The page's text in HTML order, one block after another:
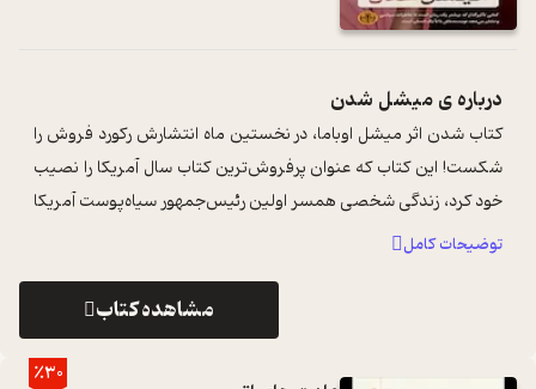
درباره یمیشل شدن
کتاب شدن اثر میشل اوباما، در نخستین ماه انتشارش رکورد فروش را
شکست! این کتاب که عنوان پرفروش‌ترین کتاب سال آمریکا را نصیب
خود کرد، زندگی شخصی همسر اولین رئیس‌جمهور سیاه‌پوست آمریکا
را قبل و بعد از ورو ...
توضیحات کامل
مشاهده کتاب
٪30